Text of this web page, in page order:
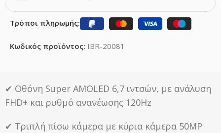
Τρόποι πληρωμής:
Κωδικός προϊόντος: IBR-20081
✔ Οθόνη Super AMOLED 6,7 ιντσών, με ανάλυση
FHD+ και ρυθμό ανανέωσης 120Hz
✔ Τριπλή πίσω κάμερα με κύρια κάμερα 50MP